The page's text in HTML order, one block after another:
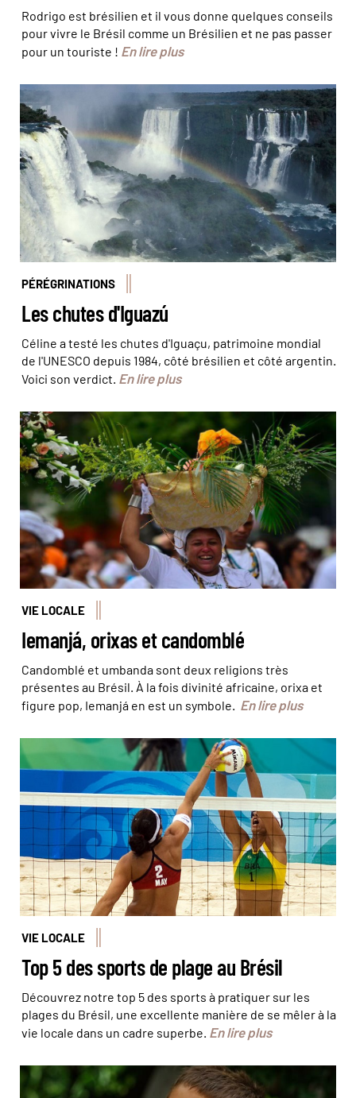
Rodrigo est brésilien et il vous donne quelques conseils
pour vivre le Brésil comme un Brésilien et ne pas passer
pour un touriste ! En lire plus
PÉRÉGRINATIONS
Les chutes d'Iguazú
Céline a testé les chutes d'Iguaçu, patrimoine mondial
de l'UNESCO depuis 1984, côté brésilien et côté argentin.
Voici son verdict. En lire plus
Les offrandes de fleurs transportées par les pratiquants
du Candomblé et Umbanda © Agência Brasil
VIE LOCALE
Iemanjá, orixas et candomblé
Candomblé et umbanda sont deux religions très
présentes au Brésil. À la fois divinité africaine, orixa et
figure pop, Iemanjá en est un symbole. En lire plus
L'équipe de beach-volley du Brésil, finaliste aux jeux
Olympiques de Pékin en 2008 © Craig Maccubbin
VIE LOCALE
Top 5 des sports de plage au Brésil
Découvrez notre top 5 des sports à pratiquer sur les
plages du Brésil, une excellente manière de se mêler à la
vie locale dans un cadre superbe. En lire plus
© Antoine Lorgnier